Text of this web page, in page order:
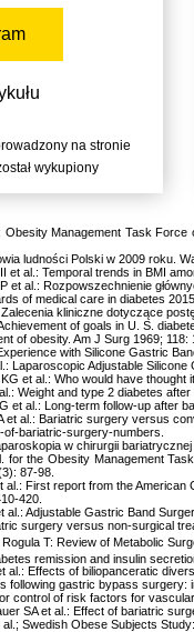
na stronie
wykupiony
Obesity Management Task
ludności Polski w 2009 roku.
et al.: Temporal trends in BMI
et al.: Rozpowszechnienie
of medical care in diabetes
kliniczne dotyczące
of goals in U. S.
of obesity. Am J Surg 1969; 118:
with Silicone Gastric
Laparoscopic Adjustable
et al.: Who would have
Weight and type 2 diabetes
et al.: Long-term follow-up after
et al.: Bariatric surgery versus
bariatric-surgery-numbers.
w chirurgii
for the Obesity Management
87-98.
al.: First report from the
420.
al.: Adjustable Gastric Band
surgery versus non-surgical
T: Review of Metabolic
remission and insulin
al.: Effects of biliopanceratic
following gastric bypass
control of risk factors for
SA et al.: Effect of bariatric
Swedish Obese Subjects